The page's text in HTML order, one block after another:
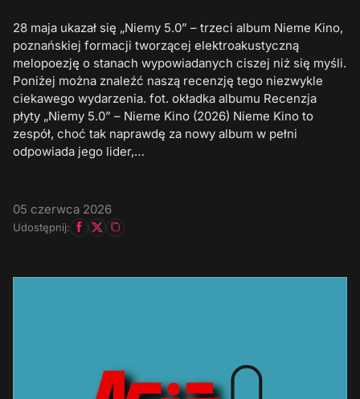
28 maja ukazał się „Niemy 5.0” – trzeci album Nieme Kino,
poznańskiej formacji tworzącej elektroakustyczną
melopoezję o stanach wypowiadanych ciszej niż się myśli.
Poniżej można znaleźć naszą recenzję tego niezwykle
ciekawego wydarzenia. fot. okładka albumu Recenzja
płyty „Niemy 5.0” – Nieme Kino (2026) Nieme Kino to
zespół, choć tak naprawdę za nowy album w pełni
odpowiada jego lider,…
05 czerwca 2026
Udostępnij: